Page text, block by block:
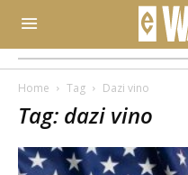
Home Tag Dazi vino
Tag: dazi vino